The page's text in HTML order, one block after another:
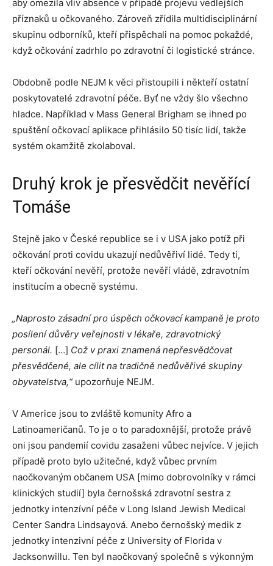
aby omezila vliv absence v případě projevu vedlejších
příznaků u očkovaného. Zároveň zřídila multidisciplinární
skupinu odborníků, kteří přispěchali na pomoc pokaždé,
když očkování zadrhlo po zdravotní či logistické stránce.
Obdobně podle NEJM k věci přistoupili i někteří ostatní
poskytovatelé zdravotní péče. Byť ne vždy šlo všechno
hladce. Například v Mass General Brigham se ihned po
spuštění očkovací aplikace přihlásilo 50 tisíc lidí, takže
systém okamžitě zkolaboval.
Druhý krok je přesvědčit nevěřící
Tomáše
Stejně jako v České republice se i v USA jako potíž při
očkování proti covidu ukazují nedůvěřiví lidé. Tedy ti,
kteří očkování nevěří, protože nevěří vládě, zdravotním
institucím a obecně systému.
„Naprosto zásadní pro úspěch očkovací kampaně je proto
posílení důvěry veřejnosti v lékaře, zdravotnický
personál. […] Což v praxi znamená nepřesvědčovat
přesvědčené, ale cílit na tradičně nedůvěřivé skupiny
obyvatelstva,“ upozorňuje NEJM.
V Americe jsou to zvláště komunity Afro a
Latinoameričanů. To je o to paradoxnější, protože právě
oni jsou pandemií covidu zasaženi vůbec nejvíce. V jejich
případě proto bylo užitečné, když vůbec prvním
naočkovaným občanem USA [mimo dobrovolníky v rámci
klinických studií] byla černošská zdravotní sestra z
jednotky intenzívní péče v Long Island Jewish Medical
Center Sandra Lindsayová. Anebo černošský medik z
jednotky intenzivní péče z University of Florida v
Jacksonwillu. Ten byl naočkovaný společně s výkonným